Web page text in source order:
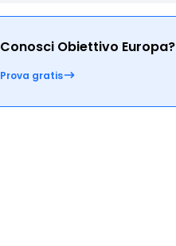
Conosci Obiettivo Europa?
Prova gratis